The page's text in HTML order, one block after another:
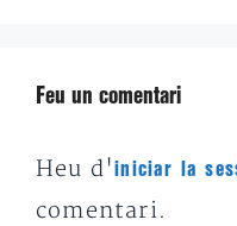
Feu un comentari
Heu d'iniciar la
comentari.